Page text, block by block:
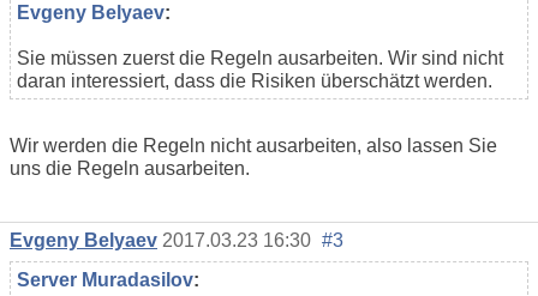
Evgeny Belyaev:
Sie müssen zuerst die Regeln ausarbeiten. Wir sind nicht
daran interessiert, dass die Risiken überschätzt werden.
Wir werden die Regeln nicht ausarbeiten, also lassen Sie
uns die Regeln ausarbeiten.
Evgeny Belyaev 2017.03.23 16:30 #3
Server Muradasilov: